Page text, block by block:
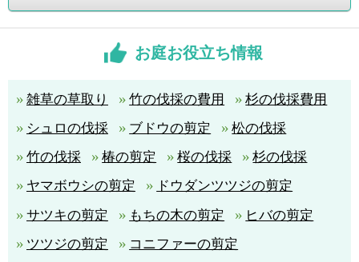
お庭お役立ち情報
雑草の草取り 竹の伐採の費用
杉の伐採費用
シュロの伐採
ブドウの剪定
松の伐採
竹の伐採
椿の剪定 桜の伐採
杉の伐採
ヤマボウシの剪定
ドウダンツツジの剪定
サツキの剪定
もちの木の剪定
ヒバの剪定
ツツジの剪定
コニファーの剪定